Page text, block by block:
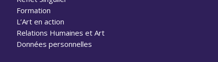
Formation
L’Art en action
Relations Humaines et Art
Données personnelles